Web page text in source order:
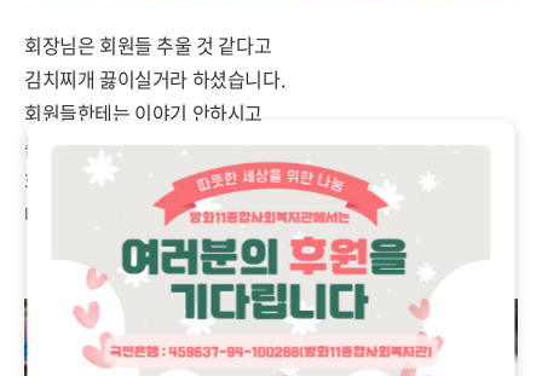
회장님은 회원들 추울 것 같다고
김치찌개 끓이실거라 하셨습니다.
회원들한테는 이야기 안하시고
준비해오셨습니다.
회원들을 생각하는 회장님의
마음이 느껴집니다.